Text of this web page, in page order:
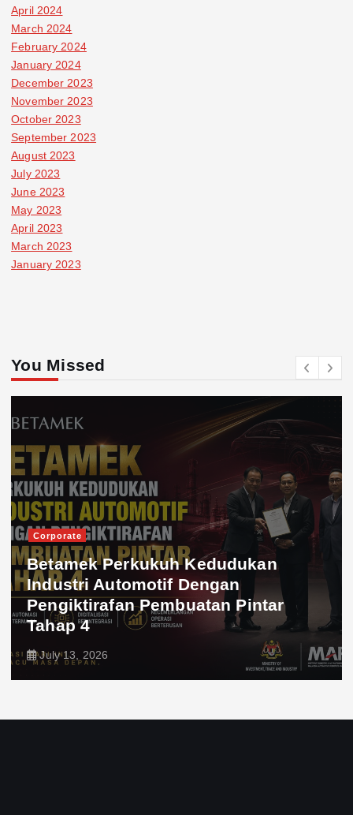
April 2024
March 2024
February 2024
January 2024
December 2023
November 2023
October 2023
September 2023
August 2023
July 2023
June 2023
May 2023
April 2023
March 2023
January 2023
You Missed
Corporate
Betamek Perkukuh Kedudukan
Industri Automotif Dengan
Pengiktirafan Pembuatan Pintar
Tahap 4
July 13, 2026